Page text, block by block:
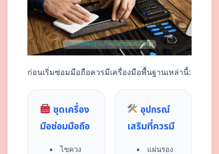
ก่อนเริ่มซ่อมมือถือควรมีเครื่องมือพื้นฐานเหล่านี้:
ชุดเครื่อง
มือซ่อมมือถือ
ไขควง
อุปกรณ์
เสริมที่ควรมี
แผ่นรอง